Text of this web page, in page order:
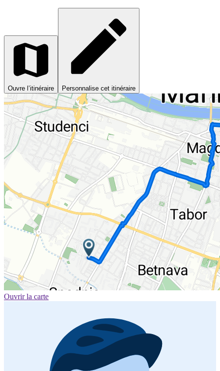
Ouvre l’itinéraire Personnalise cet itinéraire
Ouvrir la carte